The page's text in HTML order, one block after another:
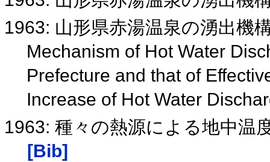
1963: 山形県赤湯温泉の湧出機
Mechanism of Hot Water
Prefecture and that of
Increase of Hot Water
1963: 種々の熱源による地中温
[Bib]